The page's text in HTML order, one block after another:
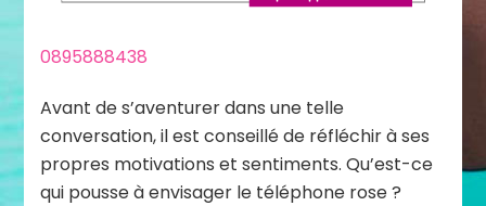
0895888438
Avant de s’aventurer dans une telle
conversation, il est conseillé de réfléchir à ses
propres motivations et sentiments. Qu’est-ce
qui pousse à envisager le téléphone rose ?